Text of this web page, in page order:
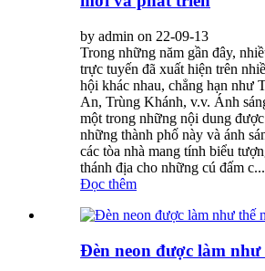
by admin on 22-09-13
Trong những năm gần đây,
trực tuyến đã xuất hiện trên
hội khác nhau, chẳng hạn như
An, Trùng Khánh, v.v. Ánh
một trong những nội dung
những thành phố này và ánh
các tòa nhà mang tính biểu
thánh địa cho những cú đấm c...
Đọc thêm
Đèn neon được làm như